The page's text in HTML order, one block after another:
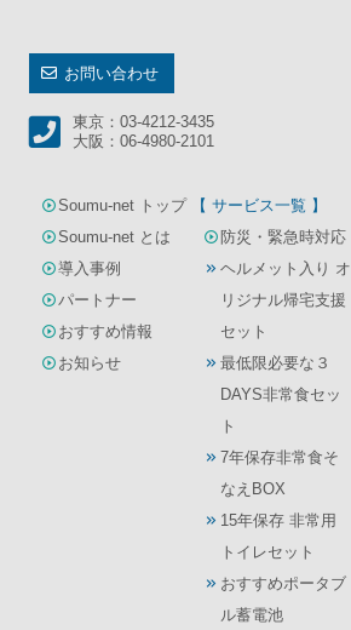
お問い合わせ
東京：03-4212-3435
大阪：06-4980-2101
Soumu-net トップ
Soumu-net とは
導入事例
パートナー
おすすめ情報
お知らせ
【 サービス一覧 】
防災・緊急時対応
ヘルメット入り オ
リジナル帰宅支援
セット
最低限必要な３
DAYS非常食セッ
ト
7年保存非常食そ
なえBOX
15年保存 非常用
トイレセット
おすすめポータブ
ル蓄電池